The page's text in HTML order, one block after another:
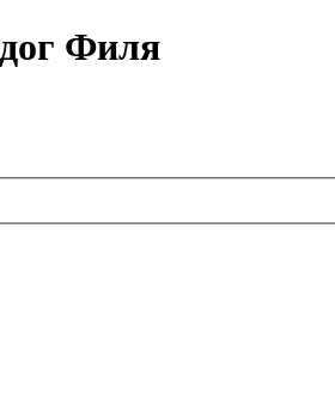
Филя